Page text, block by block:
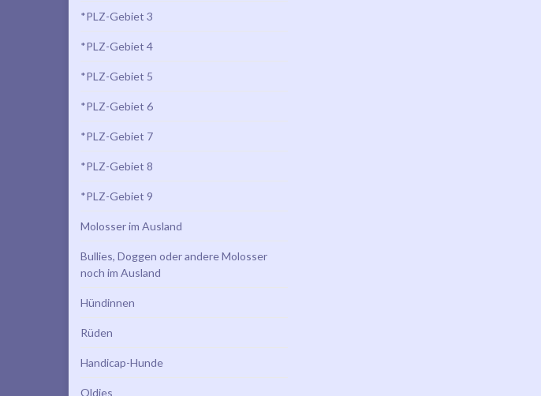
*PLZ-Gebiet 3
*PLZ-Gebiet 4
*PLZ-Gebiet 5
*PLZ-Gebiet 6
*PLZ-Gebiet 7
*PLZ-Gebiet 8
*PLZ-Gebiet 9
Molosser im Ausland
Bullies, Doggen oder andere Molosser
noch im Ausland
Hündinnen
Rüden
Handicap-Hunde
Oldies